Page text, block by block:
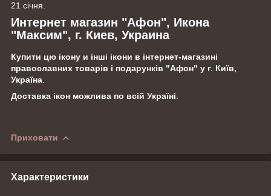
21 січня.
Интернет магазин "Афон", Икона
"Максим", г. Киев, Украина
Купити цю ікону и інші ікони в інтернет-магазині
православних товарів і подарунків "Афон" у г. Київ,
Україна
Доставка ікон можлива по всій Україні.
Приховати
Характеристики